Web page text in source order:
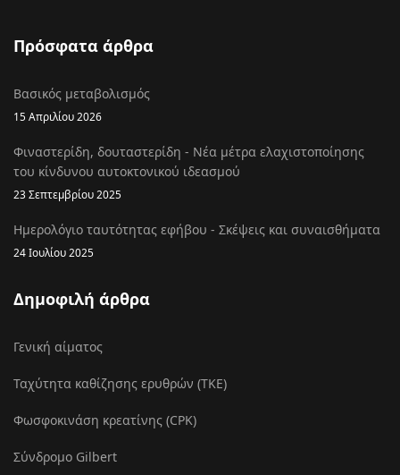
Πρόσφατα άρθρα
Βασικός μεταβολισμός
15 Απριλίου 2026
Φιναστερίδη, δουταστερίδη - Νέα μέτρα ελαχιστοποίησης
του κίνδυνου αυτοκτονικού ιδεασμού
23 Σεπτεμβρίου 2025
Ημερολόγιο ταυτότητας εφήβου - Σκέψεις και συναισθήματα
24 Ιουλίου 2025
Δημοφιλή άρθρα
Γενική αίματος
Ταχύτητα καθίζησης ερυθρών (ΤΚΕ)
Φωσφοκινάση κρεατίνης (CPK)
Σύνδρομο Gilbert